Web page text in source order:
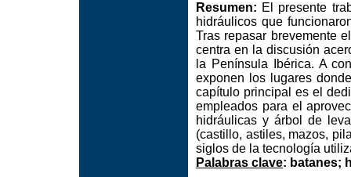
Resumen: El presente
hidráulicos que
Tras repasar brevemente
centra en la discusión
la Península Ibérica. A
exponen los lugares
capítulo principal es el
empleados para el
hidráulicas y árbol de
(castillo, astiles, mazos,
siglos de la tecnología
Palabras clave: batanes;